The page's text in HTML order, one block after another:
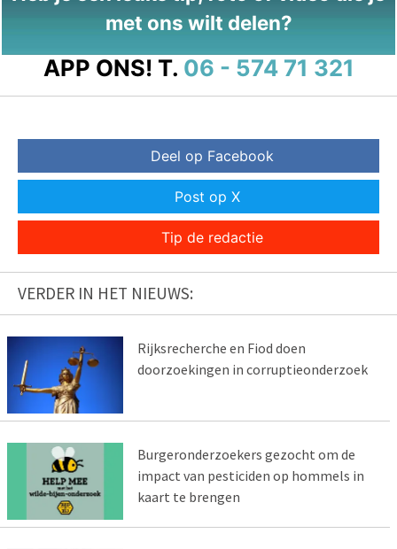
met ons wilt delen?
APP ONS! T. 06 - 574 71 321
Deel op Facebook
Post op X
Tip de redactie
VERDER IN HET NIEUWS:
Rijksrecherche en Fiod doen
doorzoekingen in corruptieonderzoek
Burgeronderzoekers gezocht om de
impact van pesticiden op hommels in
kaart te brengen